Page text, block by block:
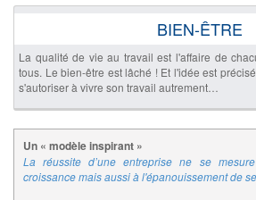
BIEN-ÊTRE
La qualité de vie au travail est l'affaire de
tous. Le bien-être est lâché ! Et l'idée est
s'autoriser à vivre son travail autrement…
Un « modèle inspirant »
La réussite d’une entreprise ne se
croissance mais aussi à l'épanouissement de